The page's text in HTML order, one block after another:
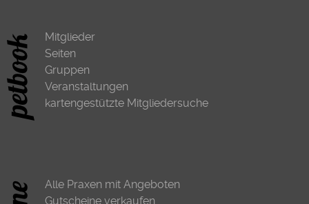
Mitglieder
Seiten
Gruppen
Veranstaltungen
kartengestützte Mitgliedersuche
Alle Praxen mit Angeboten
Gutscheine verkaufen